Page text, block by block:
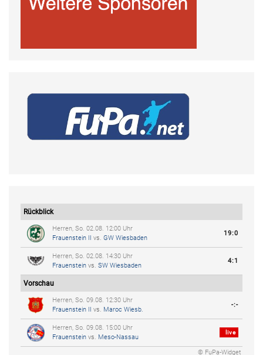
Rückblick
Herren, So. 02.08. 12:00 Uhr
Frauenstein II vs. GW Wiesbaden
19:0
Herren, So. 02.08. 14:30 Uhr
Frauenstein vs. SW Wiesbaden
4:1
Vorschau
Herren, So. 09.08. 12:30 Uhr
Frauenstein II vs. Maroc Wiesb.
-:-
Herren, So. 09.08. 15:00 Uhr
Frauenstein vs. Meso-Nassau
live
© FuPa-Widget